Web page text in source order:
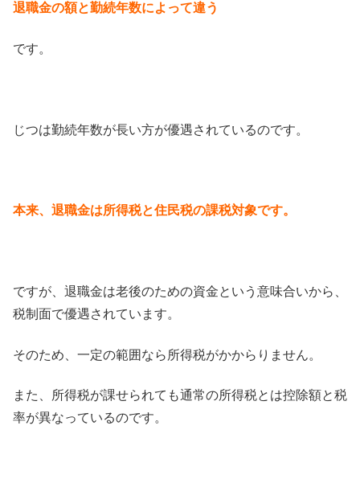
退職金の額と勤続年数によって違う
です。
じつは勤続年数が長い方が優遇されているのです。
本来、退職金は所得税と住民税の課税対象です。
ですが、退職金は老後のための資金という意味合いから、
税制面で優遇されています。
そのため、一定の範囲なら所得税がかからりません。
また、所得税が課せられても通常の所得税とは控除額と税
率が異なっているのです。